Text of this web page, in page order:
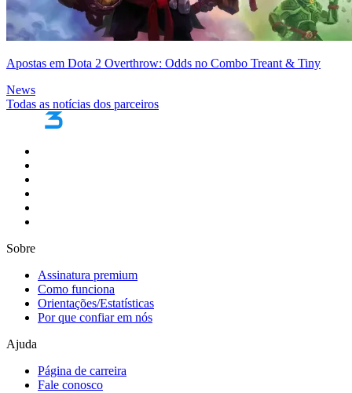
Apostas em Dota 2 Overthrow: Odds no Combo Treant & Tiny
News
Todas as notícias dos parceiros
Sobre
Assinatura premium
Como funciona
Orientações/Estatísticas
Por que confiar em nós
Ajuda
Página de carreira
Fale conosco